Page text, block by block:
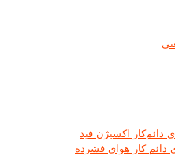
دائم‌کار اکسیژن فید
دائم کار هوای فشرده